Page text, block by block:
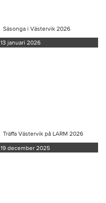
Säsonga i Västervik 2026
13 januari 2026
Träffa Västervik på LARM 2026
19 december 2025